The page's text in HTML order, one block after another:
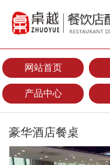
网站首页
产品中心
豪华酒店餐桌